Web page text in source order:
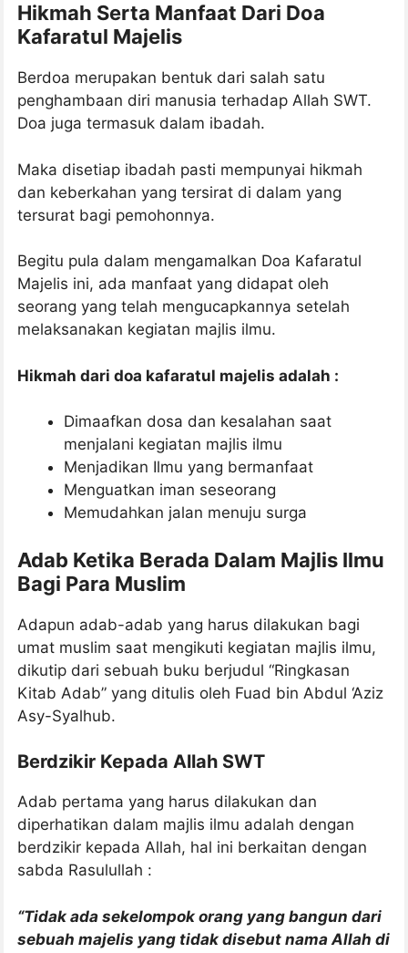
Hikmah Serta Manfaat Dari Doa
Kafaratul Majelis
Berdoa merupakan bentuk dari salah satu
penghambaan diri manusia terhadap Allah SWT.
Doa juga termasuk dalam ibadah.
Maka disetiap ibadah pasti mempunyai hikmah
dan keberkahan yang tersirat di dalam yang
tersurat bagi pemohonnya.
Begitu pula dalam mengamalkan Doa Kafaratul
Majelis ini, ada manfaat yang didapat oleh
seorang yang telah mengucapkannya setelah
melaksanakan kegiatan majlis ilmu.
Hikmah dari doa kafaratul majelis adalah :
Dimaafkan dosa dan kesalahan saat
menjalani kegiatan majlis ilmu
Menjadikan Ilmu yang bermanfaat
Menguatkan iman seseorang
Memudahkan jalan menuju surga
Adab Ketika Berada Dalam Majlis Ilmu
Bagi Para Muslim
Adapun adab-adab yang harus dilakukan bagi
umat muslim saat mengikuti kegiatan majlis ilmu,
dikutip dari sebuah buku berjudul “Ringkasan
Kitab Adab” yang ditulis oleh Fuad bin Abdul ‘Aziz
Asy-Syalhub.
Berdzikir Kepada Allah SWT
Adab pertama yang harus dilakukan dan
diperhatikan dalam majlis ilmu adalah dengan
berdzikir kepada Allah, hal ini berkaitan dengan
sabda Rasulullah :
“Tidak ada sekelompok orang yang bangun dari
sebuah majelis yang tidak disebut nama Allah di